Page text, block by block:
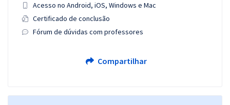
Acesso no Android, iOS, Windows e Mac
Certificado de conclusão
Fórum de dúvidas com professores
Compartilhar